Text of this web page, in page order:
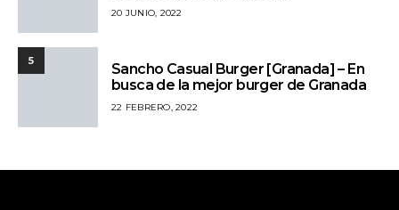
20 JUNIO, 2022
5
Sancho Casual Burger [Granada] – En
busca de la mejor burger de Granada
22 FEBRERO, 2022